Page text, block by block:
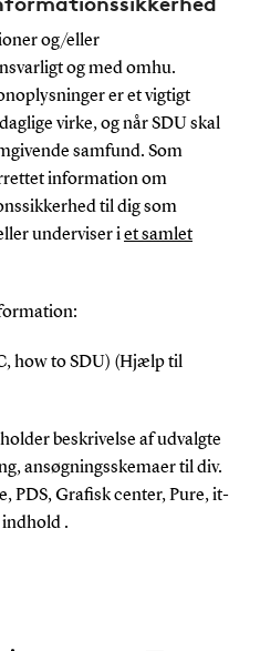
og/eller
og med omhu.
er et vigtigt
virke, og når SDU skal
samfund. Som
information om
til dig som
underviser iet samlet
how to SDU) (Hjælp til
beskrivelse af udvalgte
ansøgningsskemaer til div.
PDS, Grafisk center, Pure, it-
.